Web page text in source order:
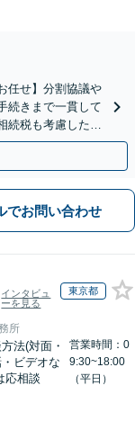
任せ】分割協議や
続きまで一貫して
続税も考慮した相
与も対応
でお問い合わせ
インタビュ
ーを見る
東京都
所
法(対面・
ビデオな
応相談
営業時間：0
9:30~18:00
（平日）